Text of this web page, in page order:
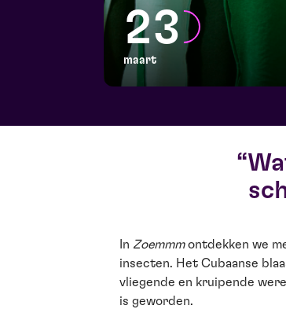
23
maart
In Zoemmmontdekken we
insecten. Het Cubaanse
vliegende en kruipende
is geworden.